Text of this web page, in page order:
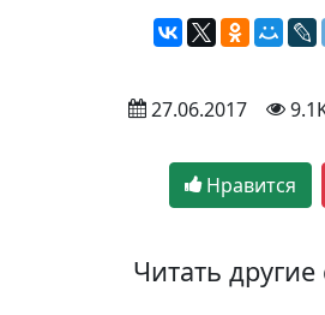
27.06.2017
Нравится
Читать другие